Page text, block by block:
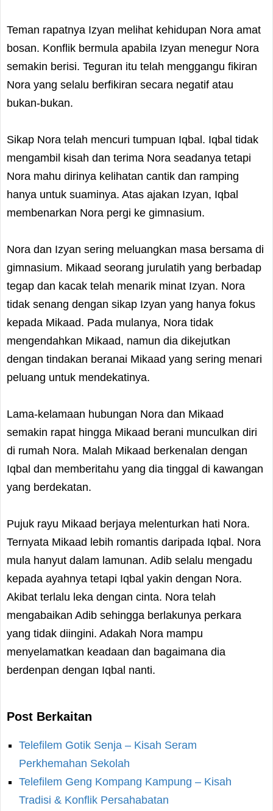
Teman rapatnya Izyan melihat kehidupan Nora amat
bosan. Konflik bermula apabila Izyan menegur Nora
semakin berisi. Teguran itu telah menggangu fikiran
Nora yang selalu berfikiran secara negatif atau
bukan-bukan.
Sikap Nora telah mencuri tumpuan Iqbal. Iqbal tidak
mengambil kisah dan terima Nora seadanya tetapi
Nora mahu dirinya kelihatan cantik dan ramping
hanya untuk suaminya. Atas ajakan Izyan, Iqbal
membenarkan Nora pergi ke gimnasium.
Nora dan Izyan sering meluangkan masa bersama di
gimnasium. Mikaad seorang jurulatih yang berbadap
tegap dan kacak telah menarik minat Izyan. Nora
tidak senang dengan sikap Izyan yang hanya fokus
kepada Mikaad. Pada mulanya, Nora tidak
mengendahkan Mikaad, namun dia dikejutkan
dengan tindakan beranai Mikaad yang sering menari
peluang untuk mendekatinya.
Lama-kelamaan hubungan Nora dan Mikaad
semakin rapat hingga Mikaad berani munculkan diri
di rumah Nora. Malah Mikaad berkenalan dengan
Iqbal dan memberitahu yang dia tinggal di kawangan
yang berdekatan.
Pujuk rayu Mikaad berjaya melenturkan hati Nora.
Ternyata Mikaad lebih romantis daripada Iqbal. Nora
mula hanyut dalam lamunan. Adib selalu mengadu
kepada ayahnya tetapi Iqbal yakin dengan Nora.
Akibat terlalu leka dengan cinta. Nora telah
mengabaikan Adib sehingga berlakunya perkara
yang tidak diingini. Adakah Nora mampu
menyelamatkan keadaan dan bagaimana dia
berdenpan dengan Iqbal nanti.
Post Berkaitan
Telefilem Gotik Senja – Kisah Seram
Perkhemahan Sekolah
Telefilem Geng Kompang Kampung – Kisah
Tradisi & Konflik Persahabatan